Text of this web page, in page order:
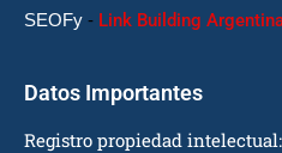
SEOFy - Link Building
Datos Importantes
Registro propiedad